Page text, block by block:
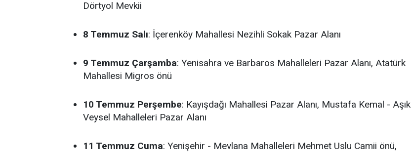
Dörtyol Mevkii
8 Temmuz Salı: İçerenköy Mahallesi Nezihli Sokak Pazar Alanı
9 Temmuz Çarşamba: Yenisahra ve Barbaros Mahalleleri Pazar Alanı, Atatürk
Mahallesi Migros önü
10 Temmuz Perşembe: Kayışdağı Mahallesi Pazar Alanı, Mustafa Kemal - Aşık
Veysel Mahalleleri Pazar Alanı
11 Temmuz Cuma: Yenişehir - Mevlana Mahalleleri Mehmet Uslu Camii önü,